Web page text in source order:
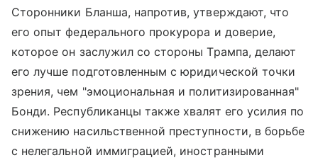
Сторонники Бланша, напротив, утверждают, что
его опыт федерального прокурора и доверие,
которое он заслужил со стороны Трампа, делают
его лучше подготовленным с юридической точки
зрения, чем "эмоциональная и политизированная"
Бонди. Республиканцы также хвалят его усилия по
снижению насильственной преступности, в борьбе
с нелегальной иммиграцией, иностранными